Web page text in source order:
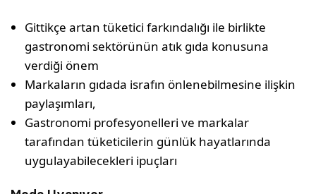
Gittikçe artan tüketici farkındalığı ile birlikte
gastronomi sektörünün atık gıda konusuna
verdiği önem
Markaların gıdada israfın önlenebilmesine ilişkin
paylaşımları,
Gastronomi profesyonelleri ve markalar
tarafından tüketicilerin günlük hayatlarında
uygulayabilecekleri ipuçları